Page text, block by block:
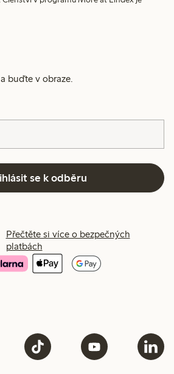
buďte v obraze.
se k odběru
Přečtěte si více o bezpečných
platbách